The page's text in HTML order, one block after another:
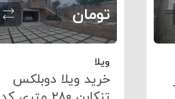
تومان
ویلا
خرید ویلا دوبلکس